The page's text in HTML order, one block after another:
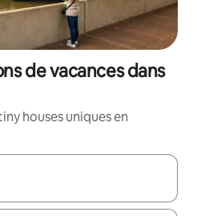
de vacances dans
houses uniques en
utilisez les flèches vers le